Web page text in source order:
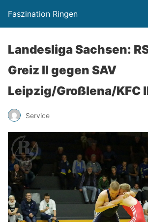
Faszination Ringen
Landesliga Sachsen:
Greiz II gegen SAV
Leipzig/Großlena/KFC
Service